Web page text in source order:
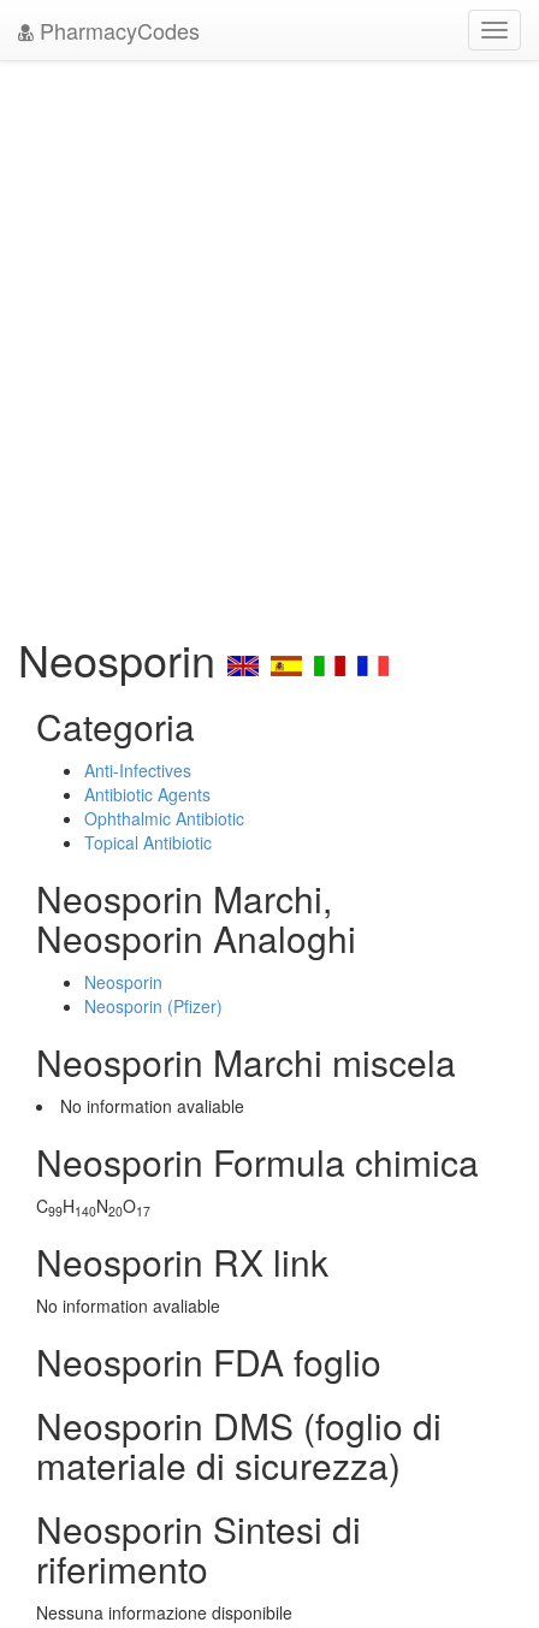
PharmacyCodes
Neosporin
Categoria
Anti-Infectives
Antibiotic Agents
Ophthalmic Antibiotic
Topical Antibiotic
Neosporin Marchi,
Neosporin Analoghi
Neosporin
Neosporin (Pfizer)
Neosporin Marchi miscela
No information avaliable
Neosporin Formula chimica
C99H140N20O17
Neosporin RX link
No information avaliable
Neosporin FDA foglio
Neosporin DMS (foglio di
materiale di sicurezza)
Neosporin Sintesi di
riferimento
Nessuna informazione disponibile